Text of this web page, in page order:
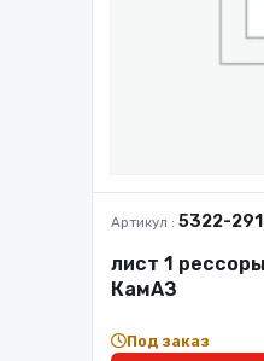
Артикул : 5322-
лист 1
КамАЗ
Под заказ